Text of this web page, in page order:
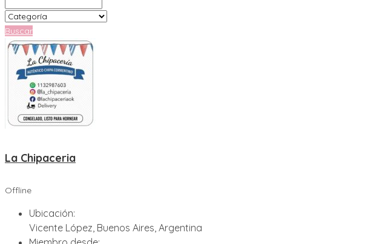
Buscar
La Chipaceria
Offline
Ubicación:
Vicente López, Buenos Aires, Argentina